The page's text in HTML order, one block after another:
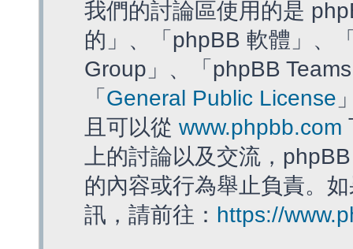
我們的討論區使用的是
的」、「phpBB 軟體」、
Group」、「phpBB
「 General Public License
且可以從 www.phpbb.com
上的討論以及交流，
的內容或行為舉止負責。
訊，請前往： https://